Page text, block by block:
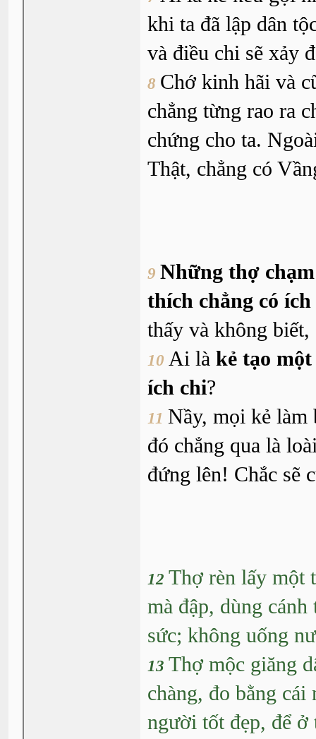
khi ta đã lập dân
và điều chi sẽ xảy
8 Chớ kinh hãi và
chẳng từng rao ra
chứng cho ta.
Thật, chẳng có
9 Những thợ
thích chẳng có ích
thấy và không
10 Ai là kẻ tạo
ích chi?
11 Nầy, mọi kẻ
đó chẳng qua là
đứng lên! Chắc sẽ
12 Thợ rèn lấy một
mà đập, dùng
sức; không uống
13 Thợ mộc giăng
chàng, đo bằng
người tốt đẹp, để